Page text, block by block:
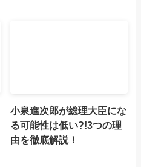
小泉進次郎が総理大臣にな
る可能性は低い?!3つの理
由を徹底解説！